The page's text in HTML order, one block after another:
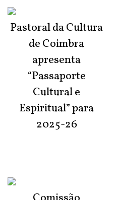
Pastoral da Cultura
de Coimbra
apresenta
“Passaporte
Cultural e
Espiritual” para
2025-26